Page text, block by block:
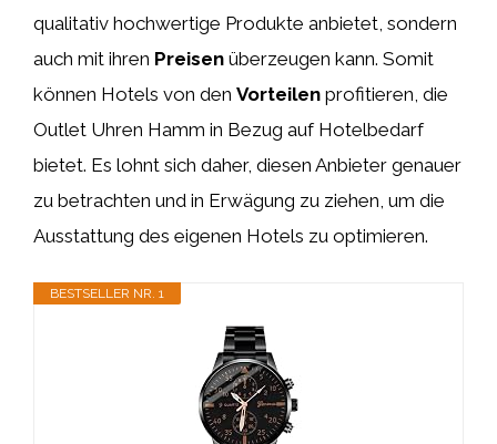
qualitativ hochwertige Produkte anbietet, sondern
auch mit ihren Preisen überzeugen kann. Somit
können Hotels von den Vorteilen profitieren, die
Outlet Uhren Hamm in Bezug auf Hotelbedarf
bietet. Es lohnt sich daher, diesen Anbieter genauer
zu betrachten und in Erwägung zu ziehen, um die
Ausstattung des eigenen Hotels zu optimieren.
BESTSELLER NR. 1